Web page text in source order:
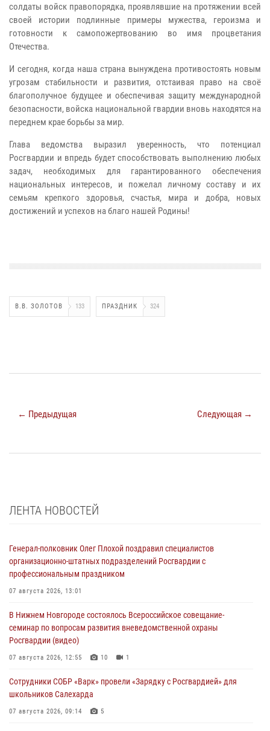
солдаты войск правопорядка, проявлявшие на протяжении всей
своей истории подлинные примеры мужества, героизма и
готовности к самопожертвованию во имя процветания
Отечества.
И сегодня, когда наша страна вынуждена противостоять новым
угрозам стабильности и развития, отстаивая право на своё
благополучное будущее и обеспечивая защиту международной
безопасности, войска национальной гвардии вновь находятся на
переднем крае борьбы за мир.
Глава ведомства выразил уверенность, что потенциал
Росгвардии и впредь будет способствовать выполнению любых
задач, необходимых для гарантированного обеспечения
национальных интересов, и пожелал личному составу и их
семьям крепкого здоровья, счастья, мира и добра, новых
достижений и успехов на благо нашей Родины!
В.В. ЗОЛОТОВ 133 ПРАЗДНИК 324
← Предыдущая Следующая →
ЛЕНТА НОВОСТЕЙ
Генерал-полковник Олег Плохой поздравил специалистов
организационно-штатных подразделений Росгвардии с
профессиональным праздником
07 августа 2026, 13:01
В Нижнем Новгороде состоялось Всероссийское совещание-
семинар по вопросам развития вневедомственной охраны
Росгвардии (видео)
07 августа 2026, 12:55 10 1
Сотрудники СОБР «Варк» провели «Зарядку с Росгвардией» для
школьников Салехарда
07 августа 2026, 09:14 5